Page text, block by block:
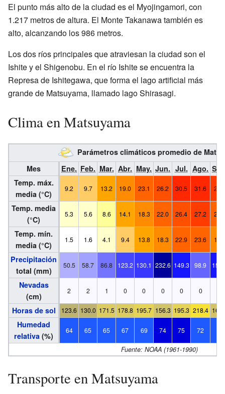
El punto más alto de la ciudad es el Myojingamori, con
1.217 metros de altura. El Monte Takanawa también es
alto, alcanzando los 986 metros.
Los dos ríos principales que atraviesan la ciudad son el
Ishite y el Shigenobu. En el río Ishite se encuentra la
Represa de Ishitegawa, que forma el lago artificial más
grande de Matsuyama, llamado lago Shirasagi.
Clima en Matsuyama
Parámetros climáticos promedio de
Mes
Ene. Feb. Mar. Abr. May. Jun. Jul. Ago.
Temp. máx.
media (°C)
9.2 9.7 13.2 19.0 23.1 26.2 30.5 31.6
Temp. media
(°C)
5.3 5.6 8.6 14.1 18.3 22.0 26.4 27.2
Temp. mín.
media (°C)
1.5 1.6 4.1 9.4 13.8 18.3 22.9 23.6
Precipitación
total (mm)
50.5 58.7 86.8 123.2 130.1 232.6 149.3 98.9
Nevadas
(cm)
2 2 1 0 0 0 0 0
Horas de sol 123.6 130.0 171.5 178.8 195.7 156.3 195.3 218.4
Humedad
relativa (%)
64 65 65 67 69 74 75 72
Fuente: NOAA (1961-1990)
Transporte en Matsuyama